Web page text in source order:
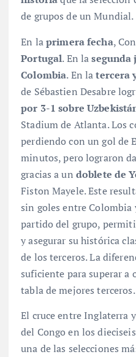
de grupos de un Mundial.
En laprimera fecha,
Portugal. En lasegunda
Colombia. En latercera
de Sébastien Desabre
por 3-1 sobre
Stadium de Atlanta. Los
perdiendo con un gol de
minutos, pero lograron
gracias a un doblete de
Fiston Mayele. Este
sin goles entre
partido del grupo,
y asegurar su histórica
de los terceros. La
suficiente para superar a
tabla de mejores terceros.
El cruce entre Inglaterra
del Congo en los
una de las selecciones